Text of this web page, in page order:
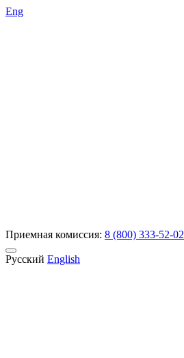
Eng
Приемная комиссия: 8 (800) 333-52-02
Русский English